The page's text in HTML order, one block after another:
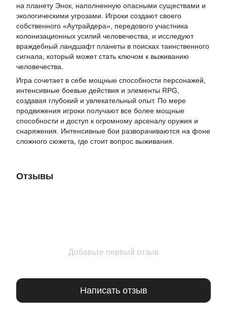
на планету Энок, наполненную опасными существами и
экологическими угрозами. Игроки создают своего
собственного «Аутрайдера», передового участника
колонизационных усилий человечества, и исследуют
враждебный ландшафт планеты в поисках таинственного
сигнала, который может стать ключом к выживанию
человечества.
Игра сочетает в себе мощные способности персонажей,
интенсивные боевые действия и элементы RPG,
создавая глубокий и увлекательный опыт. По мере
продвижения игроки получают все более мощные
способности и доступ к огромному арсеналу оружия и
снаряжения. Интенсивные бои разворачиваются на фоне
сложного сюжета, где стоит вопрос выживания​.
Отзывы
Добавьте первый отзыв
Написать отзыв